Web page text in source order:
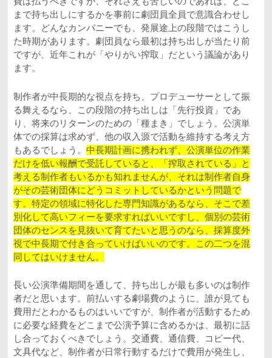
まで持ち出しにするかを事前に劇団員全員で意識合わせし
ます。どんなカンパニーでも、発展途上の段階ではこうし
た時期があります。劇団員なら最初は持ち出しが当たり前
ですが、近年これが「やりがい搾取」だという議論があり
ます。
制作者が中長期的な視点を持ち、プロデューサーとして振
る舞えるなら、この段階の持ち出しは「先行投資」であ
り、将来のリターンのための「種まき」でしょう。公演単
体での採算は求めず、他の収入源で活動を維持する考え方
もあるでしょう。 中長期計画に携われず、公演単位の作業
だけを低い報酬で受託していると、「搾取されている」と
考える制作者もいるかも知れませんが、それは制作者自身
がその芸術団体にどうコミットしているかという問題で
す。特定の領域に特化した専門知識があるなら、そこで差
別化して高いフィーを要求すればいいですし、個別の芸術
団体のセンスを見抜いて育てたいと思うのなら、採算度外
視で中長期で付き合っていけばいいのです。この二つを混
同してはいけません。
長い公演準備期間を通して、持ち出しが最も多いのは制作
者だと思います。前払いする劇場費のように、誰が見ても
費用だとわかるものはいいですが、制作者が活動するため
に必要な経費をどこまで公演予算に含めるかは、最初に話
し合っておくべきでしょう。交通費、通信費、コピー代、
文具代など、制作者が日常行動するだけで費用が発生し、